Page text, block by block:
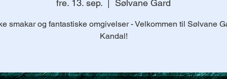
fre. 13. sep. Sølvane Gard
smakar og fantastiske omgivelser - Velkommen til Sølvane
Kandal!